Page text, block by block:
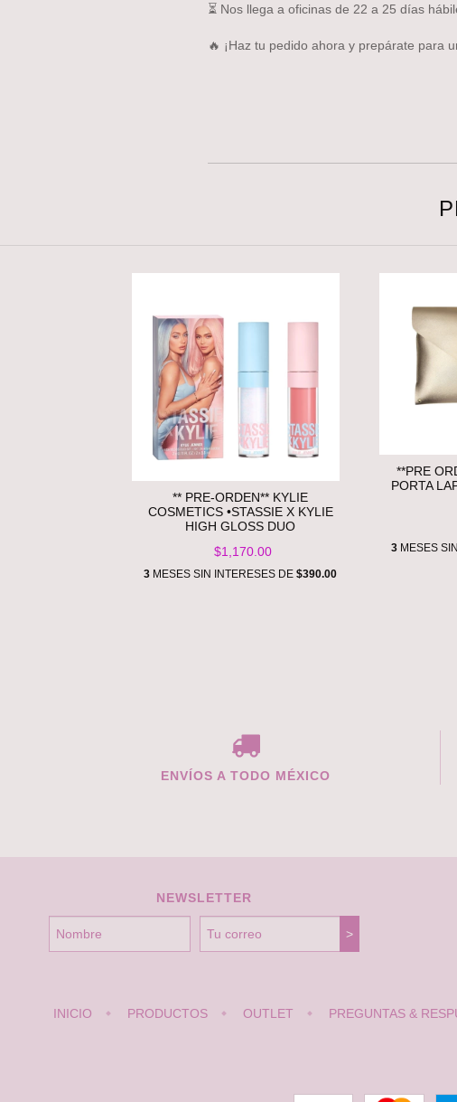
⏳ Nos llega a oficinas de 22 a 25 días
🔥 ¡Haz tu pedido ahora y prepárate para
** PRE-ORDEN** KYLIE
COSMETICS •STASSIE X KYLIE
HIGH GLOSS DUO
$1,170.00
3 MESES SIN INTERESES DE $390.00
**PRE
PORTA
3 MESES
ENVÍOS A TODO MÉXICO
NEWSLETTER
INICIO PRODUCTOS OUTLET PREGUNTAS &